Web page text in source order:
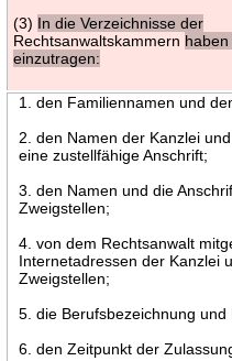
(3) In die Verzeichnisse der
Rechtsanwaltskammern
einzutragen:
1. den Familiennamen und
2. den Namen der Kanzlei
eine zustellfähige Anschrift;
3. den Namen und die
Zweigstellen;
4. von dem Rechtsanwalt
Internetadressen der Kanzlei
Zweigstellen;
5. die Berufsbezeichnung
6. den Zeitpunkt der